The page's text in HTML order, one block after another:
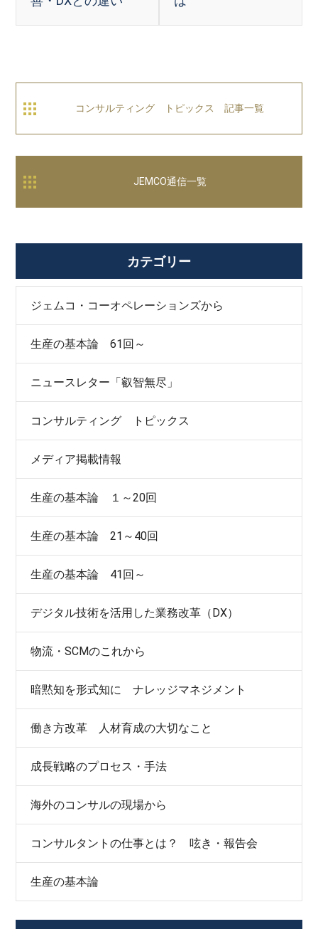
コンサルティング トピックス 記事一覧
JEMCO通信一覧
カテゴリー
ジェムコ・コーオペレーションズから
生産の基本論 61回～
ニュースレター「叡智無尽」
コンサルティング トピックス
メディア掲載情報
生産の基本論 １～20回
生産の基本論 21～40回
生産の基本論 41回～
デジタル技術を活用した業務改革（DX）
物流・SCMのこれから
暗黙知を形式知に ナレッジマネジメント
働き方改革 人材育成の大切なこと
成長戦略のプロセス・手法
海外のコンサルの現場から
コンサルタントの仕事とは？ 呟き・報告会
生産の基本論